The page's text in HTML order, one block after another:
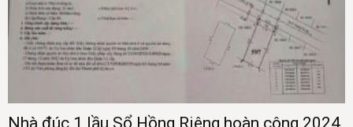
Nhà đúc 1 lầu Sổ Hồng Riêng hoàn công 2024,